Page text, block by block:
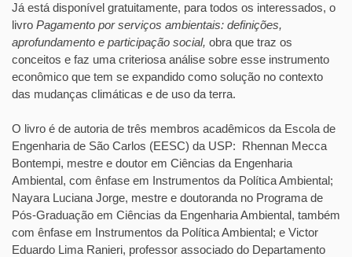
Já está disponível gratuitamente, para todos os interessados, o
livro Pagamento por serviços ambientais: definições,
aprofundamento e participação social, obra que traz os
conceitos e faz uma criteriosa análise sobre esse instrumento
econômico que tem se expandido como solução no contexto
das mudanças climáticas e de uso da terra.
O livro é de autoria de três membros acadêmicos da Escola de
Engenharia de São Carlos (EESC) da USP: Rhennan Mecca
Bontempi, mestre e doutor em Ciências da Engenharia
Ambiental, com ênfase em Instrumentos da Política Ambiental;
Nayara Luciana Jorge, mestre e doutoranda no Programa de
Pós-Graduação em Ciências da Engenharia Ambiental, também
com ênfase em Instrumentos da Política Ambiental; e Victor
Eduardo Lima Ranieri, professor associado do Departamento